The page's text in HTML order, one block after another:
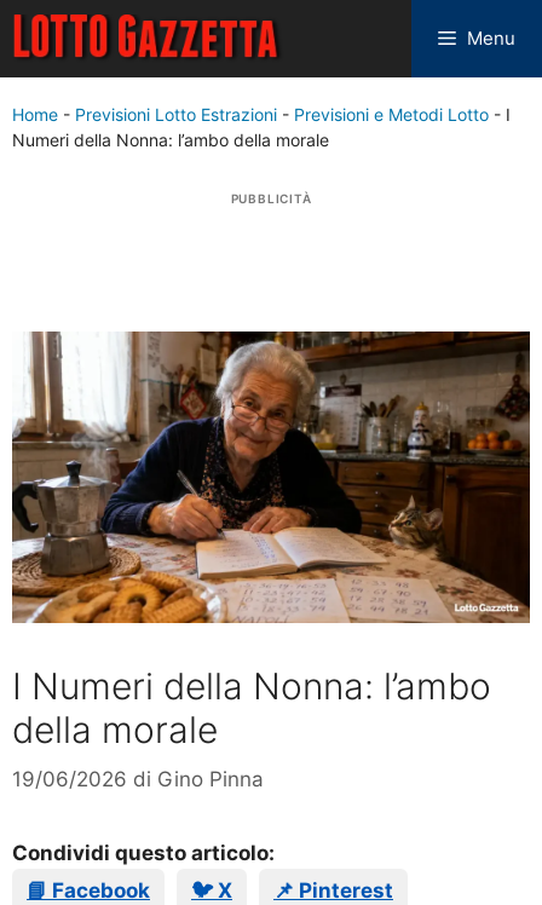
Menu
Home - Previsioni Lotto Estrazioni - Previsioni e Metodi Lotto - I
Numeri della Nonna: l’ambo della morale
PUBBLICITÀ
I Numeri della Nonna: l’ambo
della morale
19/06/2026 di Gino Pinna
Condividi questo articolo:
📘 Facebook
🐦 X 📌 Pinterest